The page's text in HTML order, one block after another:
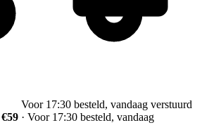
Voor 17:30 besteld, vandaag verstuurd
€59 · Voor 17:30 besteld, vandaag